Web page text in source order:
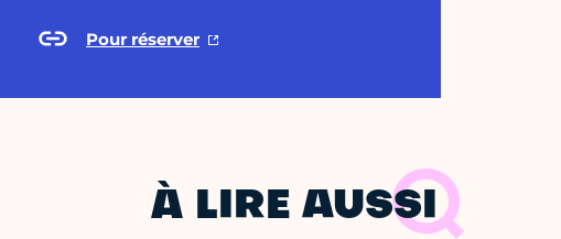
Pour réserver
À LIRE AUSSI